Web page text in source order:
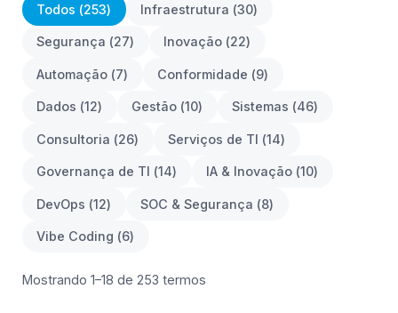
Todos (253) Infraestrutura (30)
Segurança (27) Inovação (22)
Automação (7) Conformidade (9)
Dados (12) Gestão (10) Sistemas (46)
Consultoria (26) Serviços de TI (14)
Governança de TI (14) IA & Inovação (10)
DevOps (12) SOC & Segurança (8)
Vibe Coding (6)
Mostrando 1–18 de 253 termos